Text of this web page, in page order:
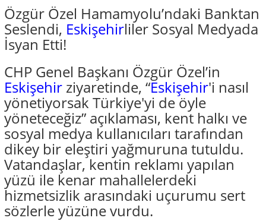
Özgür Özel Hamamyolu’ndaki Banktan
Seslendi, Eskişehirliler Sosyal Medyada
İsyan Etti!
CHP Genel Başkanı Özgür Özel’in
Eskişehir ziyaretinde, “Eskişehir'i nasıl
yönetiyorsak Türkiye'yi de öyle
yöneteceğiz” açıklaması, kent halkı ve
sosyal medya kullanıcıları tarafından
dikey bir eleştiri yağmuruna tutuldu.
Vatandaşlar, kentin reklamı yapılan
yüzü ile kenar mahallelerdeki
hizmetsizlik arasındaki uçurumu sert
sözlerle yüzüne vurdu.